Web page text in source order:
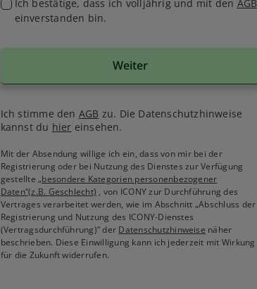
Ich bestätige, dass ich volljährig und mit den AGB
einverstanden bin.
Weiter
Ich stimme den AGB zu. Die Datenschutzhinweise
kannst du hier einsehen.
Mit der Absendung willige ich ein, dass von mir bei der
Registrierung oder bei Nutzung des Dienstes zur Verfügung
gestellte„besondere Kategorien personenbezogener
Daten“(z.B. Geschlecht) , von ICONY zur Durchführung des
Vertrages verarbeitet werden, wie im Abschnitt „Abschluss der
Registrierung und Nutzung des ICONY-Dienstes
(Vertragsdurchführung)“ der Datenschutzhinweise näher
beschrieben. Diese Einwilligung kann ich jederzeit mit Wirkung
für die Zukunft widerrufen.